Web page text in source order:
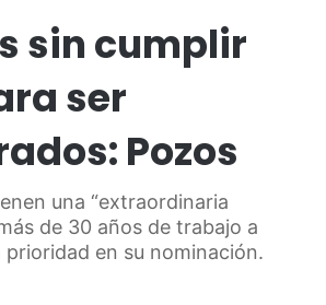
sin cumplir
ser
Pozos
una “extraordinaria
de 30 años de trabajo a
prioridad en su nominación.